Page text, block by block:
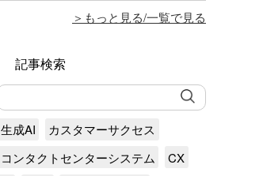
もっと見る/一覧で見る
記事検索
生成AI
カスタマーサクセス
コンタクトセンターシステム
CX